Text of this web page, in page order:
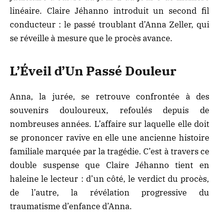
linéaire. Claire Jéhanno introduit un second fil
conducteur : le passé troublant d’Anna Zeller, qui
se réveille à mesure que le procès avance.
L’Éveil d’Un Passé Douleur
Anna, la jurée, se retrouve confrontée à des
souvenirs douloureux, refoulés depuis de
nombreuses années. L’affaire sur laquelle elle doit
se prononcer ravive en elle une ancienne histoire
familiale marquée par la tragédie. C’est à travers ce
double suspenseque Claire Jéhanno tient en
haleine le lecteur : d’un côté, le verdict du procès,
de l’autre, la révélation progressive du
traumatisme d’enfance d’Anna.